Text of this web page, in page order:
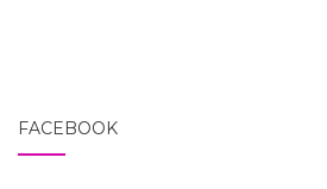
FACEBOOK